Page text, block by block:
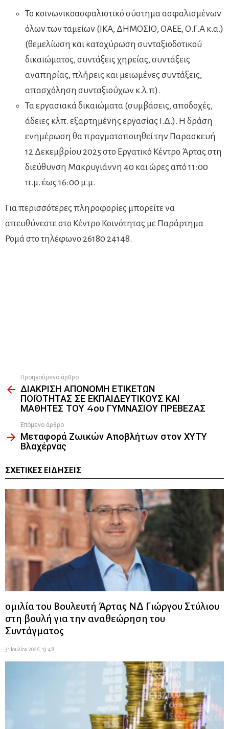
Το κοινωνικοασφαλιστικό σύστημα ασφαλισμένων
όλων των ταμείων (ΙΚΑ, ΔΗΜΟΣΙΟ, ΟΑΕΕ, Ο.Γ.Α κ.α.)
(θεμελίωση και κατοχύρωση συνταξιοδοτικού
δικαιώματος, συντάξεις χηρείας, συντάξεις
αναπηρίας, πλήρεις και μειωμένες συντάξεις,
απασχόληση συνταξιούχων κ.λ.π).
Τα εργασιακά δικαιώματα (συμβάσεις, αποδοχές,
άδειες κλπ. εξαρτημένης εργασίας Ι.Δ.). Η δράση
ενημέρωση θα πραγματοποιηθεί την Παρασκευή
12 Δεκεμβρίου 2025 στο Εργατικό Κέντρο Άρτας στη
διεύθυνση Μακρυγιάννη 40 και ώρες από 11:00
π.μ. έως 16:00 μ.μ.
Για περισσότερες πληροφορίες μπορείτε να
απευθύνεστε στο Κέντρο Κοινότητας με Παράρτημα
Ρομά στο τηλέφωνο 26180 24148.
more
Προηγούμενο άρθρο
ΔΙΑΚΡΙΣΗ ΑΠΟΝΟΜΗ ΕΤΙΚΕΤΩΝ
ΠΟΙΌΤΗΤΑΣ ΣΕ ΕΚΠΑΙΔΕΥΤΙΚΟΥΣ ΚΑΙ
ΜΑΘΗΤΕΣ ΤΟΥ 4ου ΓΥΜΝΑΣΙΟΥ ΠΡΕΒΕΖΑΣ
Επόμενο άρθρο
Μεταφορά Ζωικών Αποβλήτων στον ΧΥΤΥ
Βλαχέρνας
ΣΧΕΤΙΚΈΣ ΕΙΔΉΣΕΙΣ
ομιλία του Βουλευτή Άρτας ΝΔ Γιώργου Στύλιου
στη βουλή για την αναθεώρηση του
Συντάγματος
31 Ιουλίου 2026, 13:48